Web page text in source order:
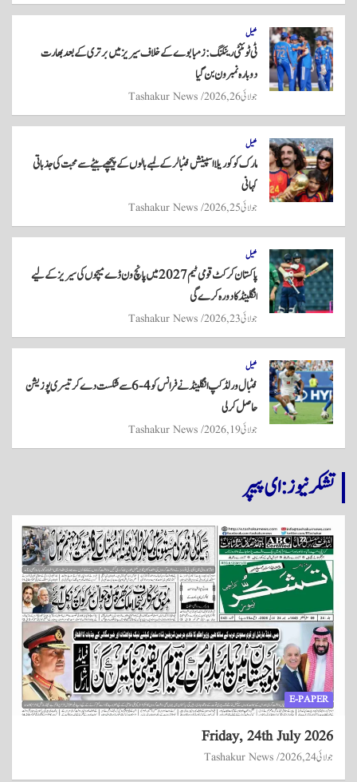
bo
ok
tte
r
ail
ts
A
pp
re
کھیل
ٹی ٹوئنٹی رینکنگ: زمبابوے کے خلاف سیریز میں برتری کے بعد بھارت
دوبارہ نمبر ون بن گیا
جولائی 26, 2026 Tashakur News
کھیل
مارک کوکوریلا اسپینش فٹبالر کے لمبے بالوں کے پیچھے بیٹے سے محبت کی جذباتی
کہانی
جولائی 25, 2026 Tashakur News
کھیل
پاکستان کرکٹ قومی ٹیم 2027 میں پانچ ون ڈے میچوں کی سیریز کے لیے
انگلینڈ کا دورہ کرے گی
جولائی 23, 2026 Tashakur News
کھیل
فٹبال ورلڈکپ انگلینڈ نے فرانس کو 4-6 سے شکست دے کر تیسری پوزیشن
حاصل کر لی
جولائی 19, 2026 Tashakur News
تشکر نیوز: ای پیپر
E-PAPER
Friday, 24th July 2026
جولائی 24, 2026 Tashakur News